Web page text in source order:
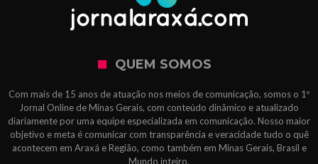
QUEM SOMOS
Com mais de 15 anos de atuação nos meios de comunicação, somos o 1º
Jornal Online de Minas Gerais, com conteúdo dinâmico e atualizado
diariamente por uma equipe especializada em comunicação. Nosso maior
objetivo e meta é comunicar com transparência e veracidade tudo o quê
acontecem em Araxá e Região, como também em Minas Gerais, Brasil e
Mundo inteiro.